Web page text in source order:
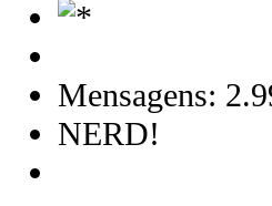
Mensagens:
NERD!